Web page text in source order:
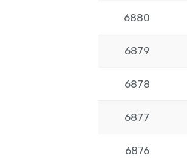
6880
6879
6878
6877
6876